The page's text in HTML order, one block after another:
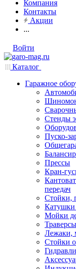
Компания
Контакты
Акции
...
Войти
Каталог
Гаражное
Стенды
Пуско-
Прессы
Кран-
передач
Стойки,
Катушки
Мойки
Траверсы
Лежаки,
Стойки